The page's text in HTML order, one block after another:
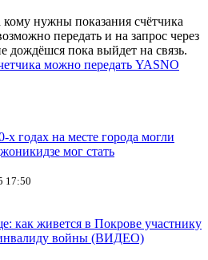
нужны показания счётчика
передать и на запрос через
дождёшся пока выйдет на связь.
можно передать YASNO
годах на месте города могли
мог стать
17:50
как живется в Покрове участнику
войны (ВИДЕО)